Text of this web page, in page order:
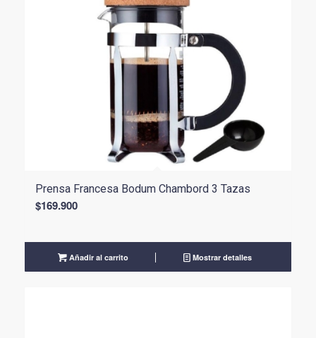
Prensa Francesa Bodum Chambord 3 Tazas
$169.900
Añadir al carrito Mostrar detalles